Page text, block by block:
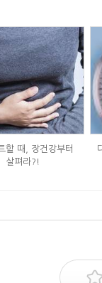
할 때, 장건강부터
살펴라?!